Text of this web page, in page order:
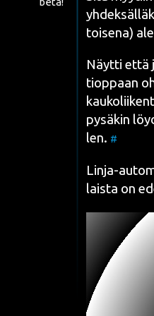
toi­se­na)
Näyt­ti että
tiop­paan
pysä­kin
len. #
Lin­ja-
lais­ta on